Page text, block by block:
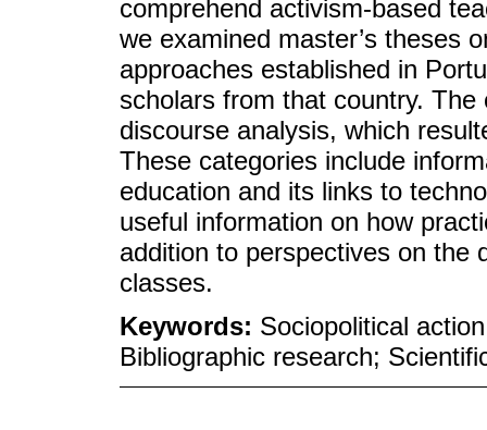
comprehend activism-based
we examined master’s theses
approaches established in
scholars from that country.
discourse analysis, which
These categories include
education and its links to
useful information on how
addition to perspectives on the
classes.
Keywords: Sociopolitical
Bibliographic research;